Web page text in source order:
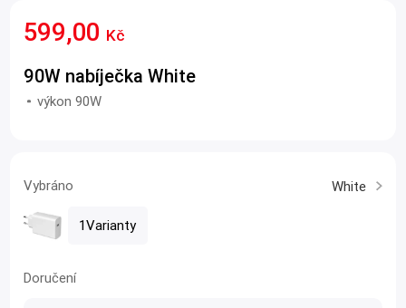
599,00 Kč
90W nabíječka White
výkon 90W
Vybráno White
1Varianty
Doručení